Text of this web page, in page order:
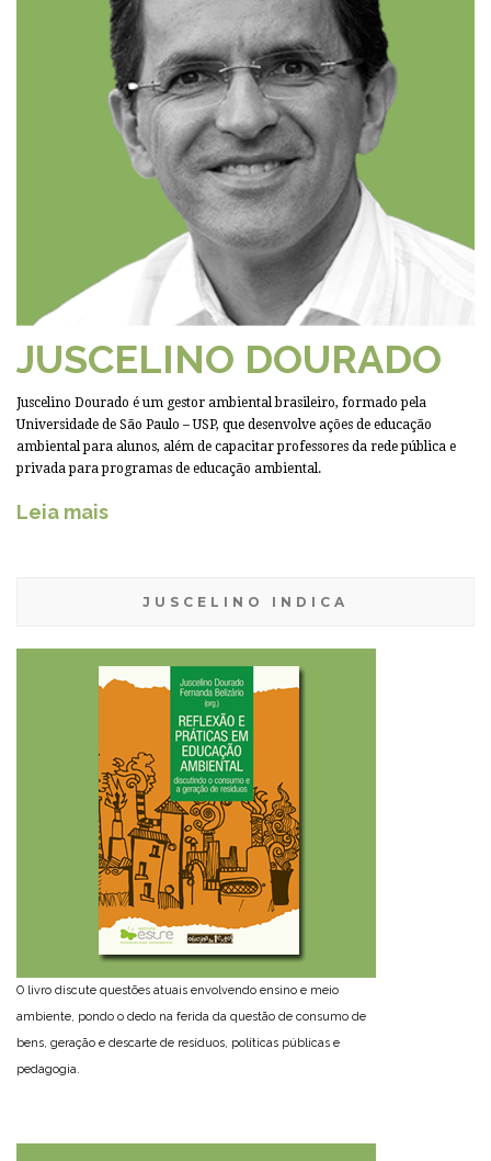
JUSCELINO DOURADO
Juscelino Dourado é um gestor ambiental brasileiro, formado pela
Universidade de São Paulo – USP, que desenvolve ações de educação
ambiental para alunos, além de capacitar professores da rede pública e
privada para programas de educação ambiental.
Leia mais
JUSCELINO INDICA
O livro discute questões atuais envolvendo ensino e meio
ambiente, pondo o dedo na ferida da questão de consumo de
bens, geração e descarte de resíduos, políticas públicas e
pedagogia.